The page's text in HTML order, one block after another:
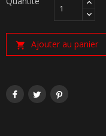
 Ajouter au panier